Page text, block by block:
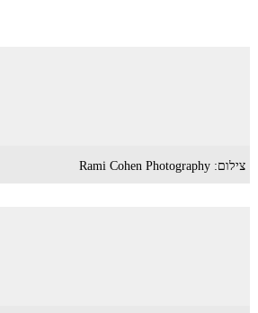
צילום: Rami Cohen Photography